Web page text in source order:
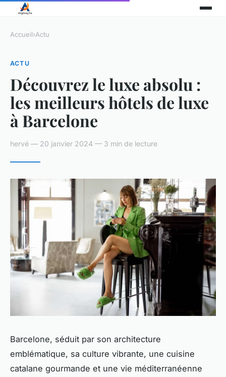
Accueil›Actu
ACTU
Découvrez le luxe absolu :
les meilleurs hôtels de luxe
à Barcelone
hervé — 20 janvier 2024 — 3 min de lecture
Barcelone, séduit par son architecture
emblématique, sa culture vibrante, une cuisine
catalane gourmande et une vie méditerranéenne